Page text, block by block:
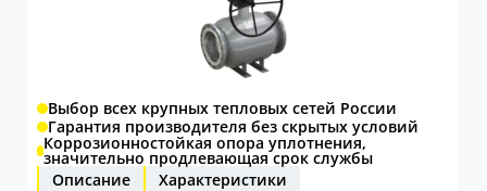
Выбор всех крупных тепловых сетей России
Гарантия производителя без скрытых условий
Коррозионностойкая опора уплотнения,
значительно продлевающая срок службы
Описание
Характеристики